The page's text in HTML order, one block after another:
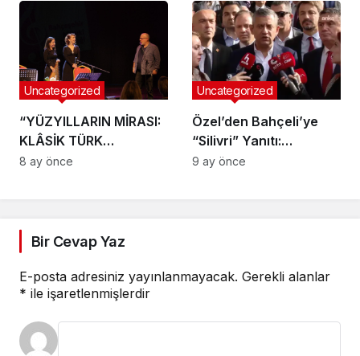
“YÜZYILLARIN MİRASI:
KLÂSİK TÜRK
MÜZİĞİNDE DÖNEMSEL
Uncategorized
8 ay önce
Özel’den Bahçeli’ye
“Silivri” Yanıtı:
“Memnuniyet duyarız”
Uncategorized
9 ay önce
Bir Cevap Yaz
E-posta adresiniz yayınlanmayacak. Gerekli alanlar
* ile işaretlenmişlerdir